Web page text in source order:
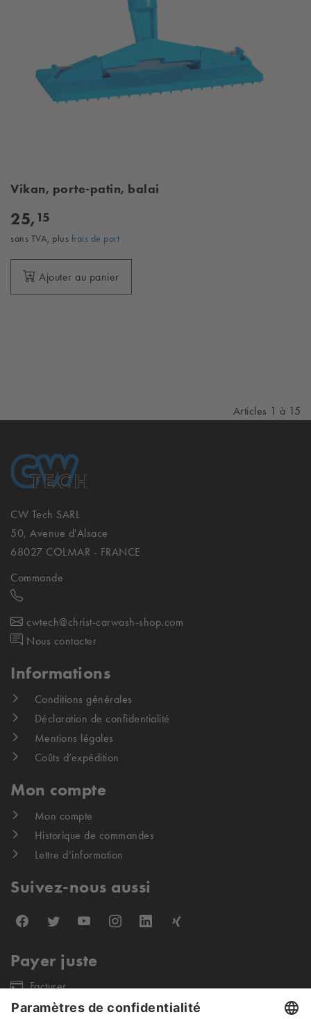
Vikan, porte-patin, balai
25, 15
sans TVA, plus frais de port
Ajouter au panier
Articles 1 à 15
CW Tech SARL
50, Avenue d'Alsace
68027 COLMAR - FRANCE
Commande
cwtech@christ-carwash-shop.com
Nous contacter
Informations
Conditions générales
Déclaration de confidentialité
Mentions légales
Coûts d’expédition
Mon compte
Mon compte
Historique de commandes
Lettre d’information
Suivez-nous aussi
Payer juste
Facturer